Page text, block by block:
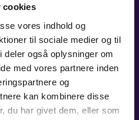
cookies
vores indhold og
til sociale medier og til
også oplysninger om
med vores partnere inden
og
kan kombinere disse
du har givet dem, eller som